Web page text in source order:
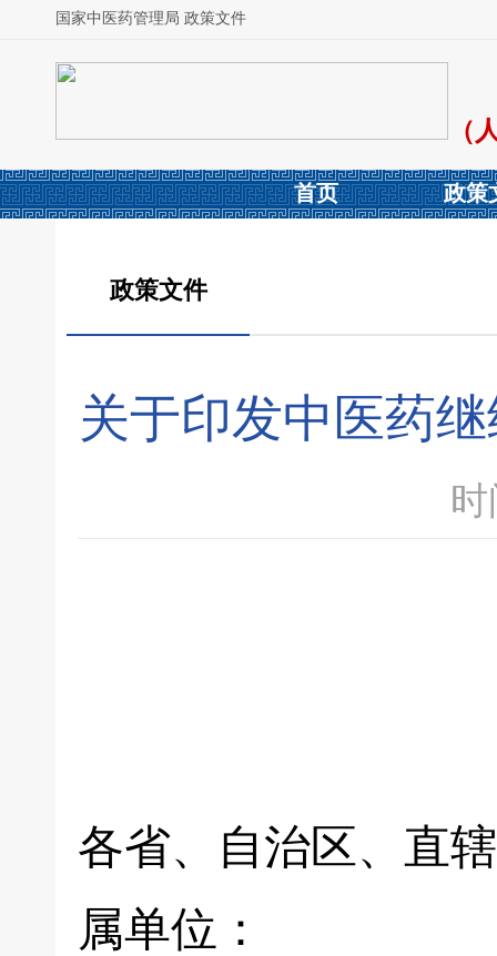
国家中医药管理局 政策文件
（
首页 政策
政策文件
关于印发中医药
各省、自治区、直
属单位：